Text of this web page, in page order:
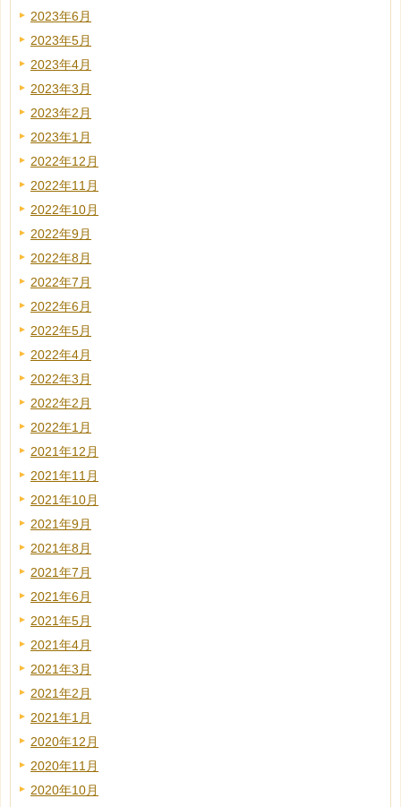
2023年6月
2023年5月
2023年4月
2023年3月
2023年2月
2023年1月
2022年12月
2022年11月
2022年10月
2022年9月
2022年8月
2022年7月
2022年6月
2022年5月
2022年4月
2022年3月
2022年2月
2022年1月
2021年12月
2021年11月
2021年10月
2021年9月
2021年8月
2021年7月
2021年6月
2021年5月
2021年4月
2021年3月
2021年2月
2021年1月
2020年12月
2020年11月
2020年10月